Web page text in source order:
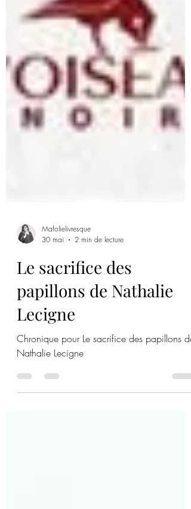
30 mai
2 min de lecture
Le sacrifice des
papillons de Nathalie
Lecigne
Nathalie Lecigne